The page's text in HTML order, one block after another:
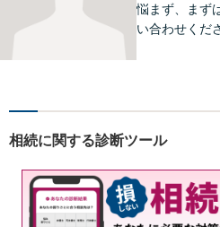
悩まず、まず
い合わせくだ
相続に関する診断ツール